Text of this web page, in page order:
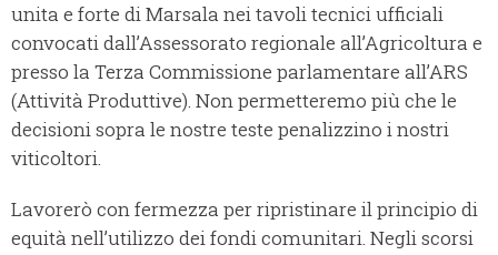
unita e forte di Marsala nei tavoli tecnici ufficiali
convocati dall’Assessorato regionale all’Agricoltura e
presso la Terza Commissione parlamentare all’ARS
(Attività Produttive). Non permetteremo più che le
decisioni sopra le nostre teste penalizzino i nostri
viticoltori.
Lavorerò con fermezza per ripristinare il principio di
equità nell’utilizzo dei fondi comunitari. Negli scorsi